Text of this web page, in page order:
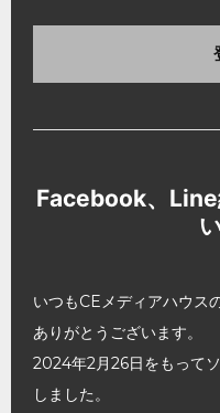
Facebook、
いつもCEメディアハウス
ありがとうございます。
2024年2月26日をもって
しました。